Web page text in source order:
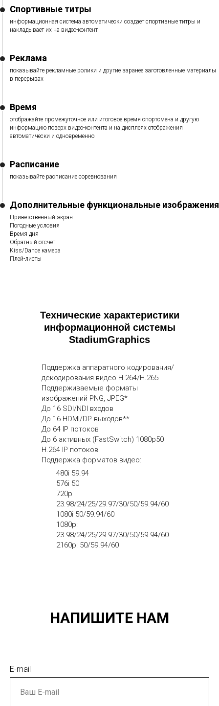
Спортивные титры
информационная система автоматически создает спортивные титры и
накладывает их на видео-контент
Реклама
показывайте рекламные ролики и другие заранее заготовленные материалы
в перерывах
Время
отображайте промежуточное или итоговое время спортсмена и другую
информацию поверх видео-контента и на дисплеях отображения
автоматически и одновременно
Расписание
показывайте расписание соревнования
Дополнительные функциональные изображения
Приветственный экран
Погодные условия
Время дня
Обратный отсчет
Kiss/Dance камера
Плей-листы
Технические характеристики
информационной системы
StadiumGraphics
Поддержка аппаратного кодирования/
декодирования видео H.264/H.265
Поддерживаемые форматы
изображений PNG, JPEG*
До 16 SDI/NDI входов
До 16 HDMI/DP выходов**
До 64 IP потоков
До 6 активных (FastSwitch) 1080p50
H.264 IP потоков
Поддержка форматов видео:
480i 59.94
576i 50
720p
23.98/24/25/29.97/30/50/59.94/60
1080i 50/59.94/60
1080p:
23.98/24/25/29.97/30/50/59.94/60
2160p: 50/59.94/60
НАПИШИТЕ НАМ
E-mail